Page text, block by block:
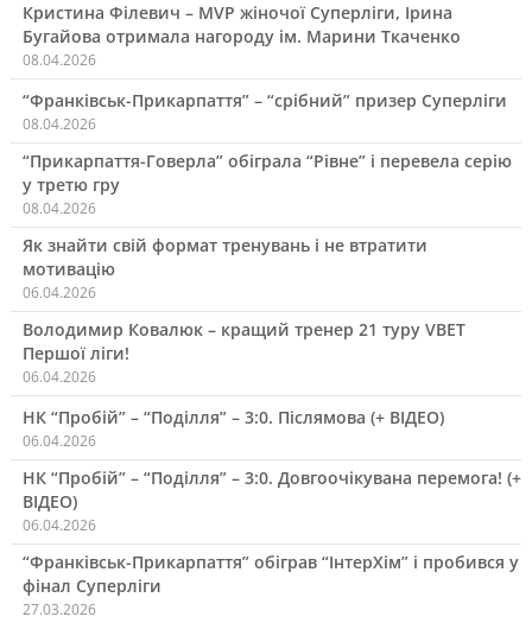
Кристина Філевич – MVP жіночої Суперліги, Ірина
Бугайова отримала нагороду ім. Марини Ткаченко
08.04.2026
“Франківськ-Прикарпаття” – “срібний” призер Суперліги
08.04.2026
“Прикарпаття-Говерла” обіграла “Рівне” і перевела серію
у третю гру
08.04.2026
Як знайти свій формат тренувань і не втратити
мотивацію
06.04.2026
Володимир Ковалюк – кращий тренер 21 туру VBET
Першої ліги!
06.04.2026
НК “Пробій” – “Поділля” – 3:0. Післямова (+ ВІДЕО)
06.04.2026
НК “Пробій” – “Поділля” – 3:0. Довгоочікувана перемога! (+
ВІДЕО)
06.04.2026
“Франківськ-Прикарпаття” обіграв “ІнтерХім” і пробився у
фінал Суперліги
27.03.2026